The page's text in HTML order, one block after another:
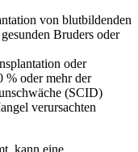
von blutbildenden
Bruders oder
oder
% oder mehr der
(SCID)
verursachten
kann eine